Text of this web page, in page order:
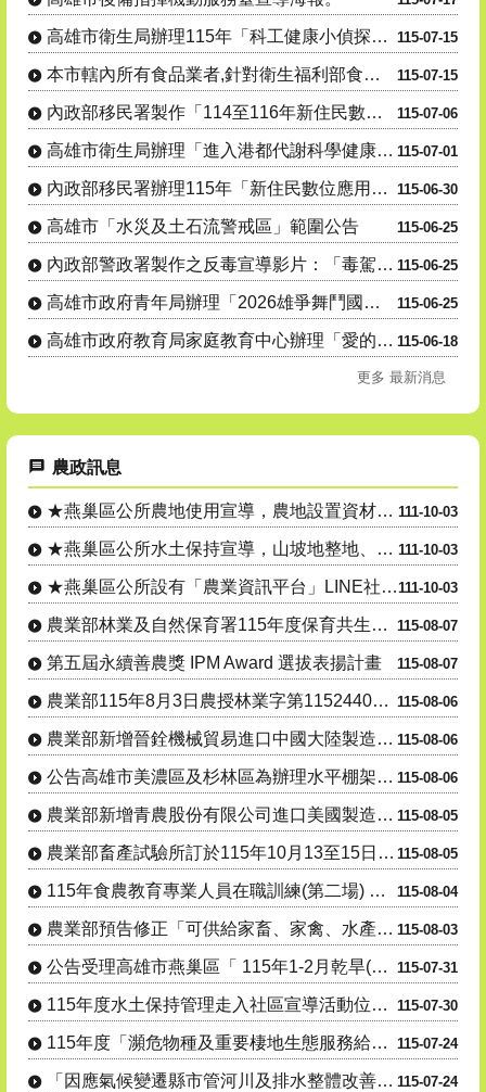
115-07-15
高雄市衛生局辦理115年「科工健康小偵探出發!搜尋代謝健康線索」活動資訊宣導。
115-07-15
本市轄內所有食品業者,針對衛生福利部食品藥物管理署115年7月7日及115年7月9日公告之問題油品,....
115-07-06
內政部移民署製作「114至116年新住民數位應用培力計畫」宣導影片
115-07-01
高雄市衛生局辦理「進入港都代謝科學健康研究所」線上有獎徵答活動。
115-06-30
內政部移民署辦理115年「新住民數位應用培力計畫」
115-06-25
高雄市「水災及土石流警戒區」範圍公告
115-06-25
內政部警政署製作之反毒宣導影片：「毒駕，就是開 上家破人亡的單行道，遠離毒品，拒絕毒駕！」
115-06-25
高雄市政府青年局辦理「2026雄爭舞鬥國際街舞大賽」，歡迎學生及民眾踴躍參與。
115-06-18
高雄市政府教育局家庭教育中心辦理「愛的界線新視界：跟上法律的新世代正向親職講座」親職教育系列講座活動....
更多 最新消息
農政訊息
111-10-03
★燕巢區公所農地使用宣導，農地設置資材室等各種農業設施應先....
111-10-03
★燕巢區公所水土保持宣導，山坡地整地、開挖應先申請，以免違規....
111-10-03
★燕巢區公所設有「農業資訊平台」LINE社群，隨時傳達各項農....
115-08-07
農業部林業及自然保育署115年度保育共生地認證
115-08-07
第五屆永續善農獎 IPM Award 選拔表揚計畫
115-08-06
農業部115年8月3日農授林業字第1152440559號公告....
115-08-06
農業部新增晉銓機械貿易進口中國大陸製造雷沃谷神 牌5125 ....
115-08-06
公告高雄市美濃區及杉林區為辦理水平棚架網室塑膠布(網)115....
115-08-05
農業部新增青農股份有限公司進口美國製造強鹿牌 7R250型曳....
115-08-05
農業部畜產試驗所訂於115年10月13至15日辦理「羊 隻管....
115-08-04
115年食農教育專業人員在職訓練(第二場) 「從產地到生活：....
115-08-03
農業部預告修正「可供給家畜、家禽、水產動物之飼 料」、「飼料....
115-07-31
公告受理高雄市燕巢區「 115年1-2月乾旱(遲發性)」 蜂....
115-07-30
115年度水土保持管理走入社區宣導活動位址及場次異動
115-07-24
115年度「瀕危物種及重要棲地生態服務給付推 動方案」友善農....
115-07-24
「因應氣候變遷縣市管河川及排水整體改善計畫-養豬場永續發展及....